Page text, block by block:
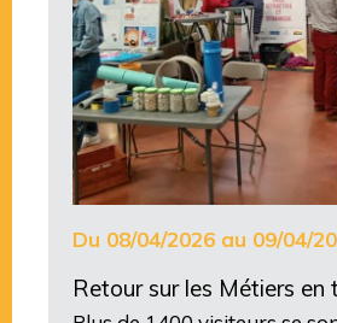
Du 08/04/2026 au 09/04/
Retour sur les Métiers en